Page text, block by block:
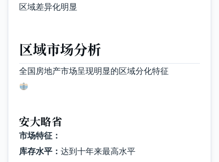
区域差异化明显
区域市场分析
全国房地产市场呈现明显的区域分化特征
安大略省
市场特征：
库存水平： 达到十年来最高水平